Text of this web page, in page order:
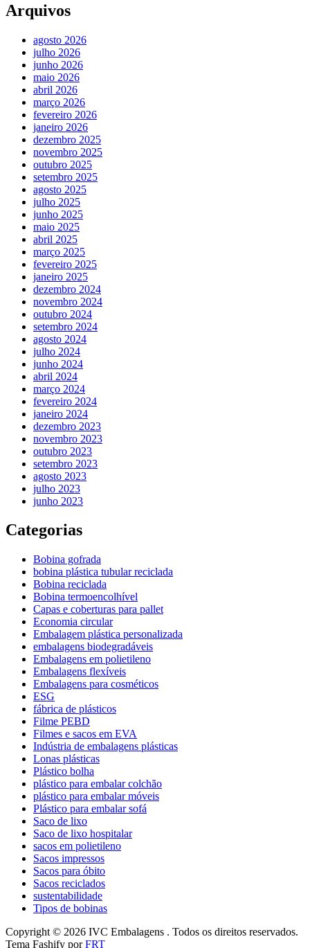
Arquivos
agosto 2026
julho 2026
junho 2026
maio 2026
abril 2026
março 2026
fevereiro 2026
janeiro 2026
dezembro 2025
novembro 2025
outubro 2025
setembro 2025
agosto 2025
julho 2025
junho 2025
maio 2025
abril 2025
março 2025
fevereiro 2025
janeiro 2025
dezembro 2024
novembro 2024
outubro 2024
setembro 2024
agosto 2024
julho 2024
junho 2024
abril 2024
março 2024
fevereiro 2024
janeiro 2024
dezembro 2023
novembro 2023
outubro 2023
setembro 2023
agosto 2023
julho 2023
junho 2023
Categorias
Bobina gofrada
bobina plástica tubular reciclada
Bobina reciclada
Bobina termoencolhível
Capas e coberturas para pallet
Economia circular
Embalagem plástica personalizada
embalagens biodegradáveis
Embalagens em polietileno
Embalagens flexíveis
Embalagens para cosméticos
ESG
fábrica de plásticos
Filme PEBD
Filmes e sacos em EVA
Indústria de embalagens plásticas
Lonas plásticas
Plástico bolha
plástico para embalar colchão
plástico para embalar móveis
Plástico para embalar sofá
Saco de lixo
Saco de lixo hospitalar
sacos em polietileno
Sacos impressos
Sacos para óbito
Sacos reciclados
sustentabilidade
Tipos de bobinas
Copyright © 2026 IVC Embalagens . Todos os direitos reservados.
Tema Fashify porFRT